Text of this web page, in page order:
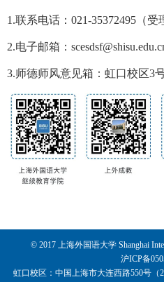
1.联系电话：021-35372495（受
2.电子邮箱：
3.师德师风意见箱：虹口校区3
© 2017 上海外国语大学 Shanghai
沪ICP备
虹口校区：中国上海市大连西路550号（